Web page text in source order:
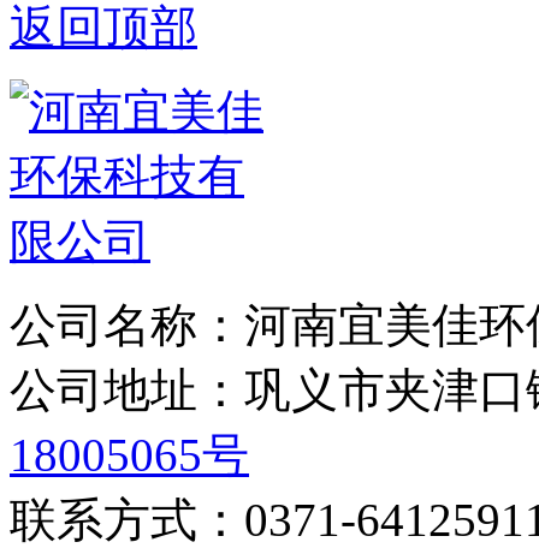
返回顶部
公司名称：河南宜美佳
公司地址：巩义市夹
18005065号
联系方式：0371-